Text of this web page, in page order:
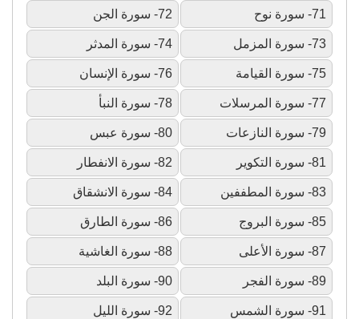
71- سورة نوح 72- سورة الجن
73- سورة المزمل 74- سورة المدثر
75- سورة القيامة 76- سورة الإنسان
77- سورة المرسلات 78- سورة النبأ
79- سورة النازعات 80- سورة عبس
81- سورة التكوير 82- سورة الانفطار
83- سورة المطففين 84- سورة الانشقاق
85- سورة البروج 86- سورة الطارق
87- سورة الأعلى 88- سورة الغاشية
89- سورة الفجر 90- سورة البلد
91- سورة الشمس 92- سورة الليل